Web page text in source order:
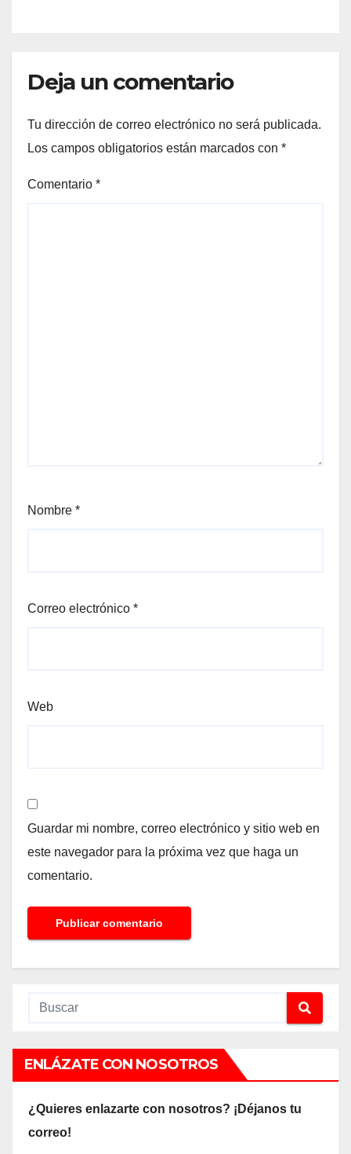
Deja un comentario
Tu dirección de correo electrónico no será publicada.
Los campos obligatorios están marcados con *
Comentario *
Nombre *
Correo electrónico *
Web
Guardar mi nombre, correo electrónico y sitio web en
este navegador para la próxima vez que haga un
comentario.
ENLÁZATE CON NOSOTROS
¿Quieres enlazarte con nosotros? ¡Déjanos tu
correo!